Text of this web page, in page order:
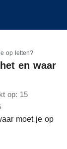
op letten?
en waar
op: 15